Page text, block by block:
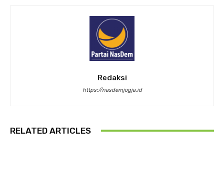
Redaksi
https://nasdemjogja.id
RELATED ARTICLES